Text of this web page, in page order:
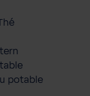
potable